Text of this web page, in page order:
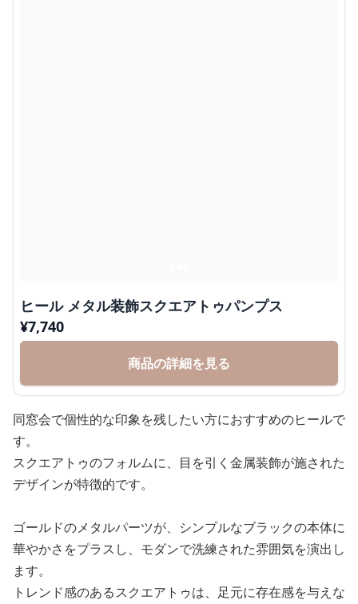
ヒール メタル装飾スクエアトゥパンプス
¥7,740
商品の詳細を見る
同窓会で個性的な印象を残したい方におすすめのヒールで
す。
スクエアトゥのフォルムに、目を引く金属装飾が施された
デザインが特徴的です。
ゴールドのメタルパーツが、シンプルなブラックの本体に
華やかさをプラスし、モダンで洗練された雰囲気を演出し
ます。
トレンド感のあるスクエアトゥは、足元に存在感を与えな